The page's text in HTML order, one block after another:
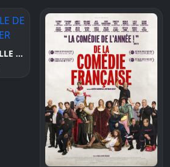
LA BATAILLE DE GAULLE L AGE DE FER